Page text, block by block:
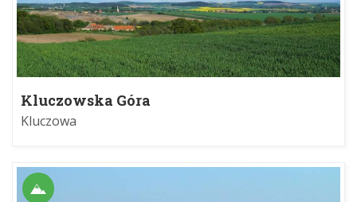
Kluczowska Góra
Kluczowa